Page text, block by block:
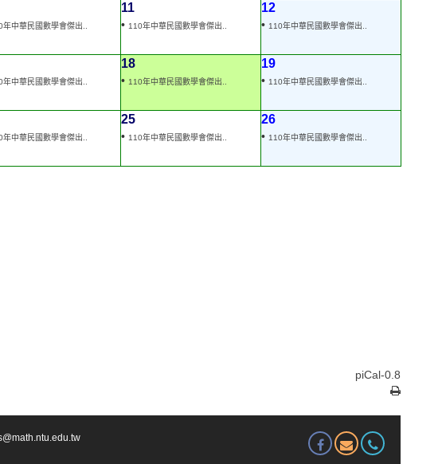
年中華民國數學會傑出..
11
• 110年中華民國數學會傑出..
12
• 110年中華民國數學會傑出..
年中華民國數學會傑出..
18
• 110年中華民國數學會傑出..
19
• 110年中華民國數學會傑出..
年中華民國數學會傑出..
25
• 110年中華民國數學會傑出..
26
• 110年中華民國數學會傑出..
piCal-0.8